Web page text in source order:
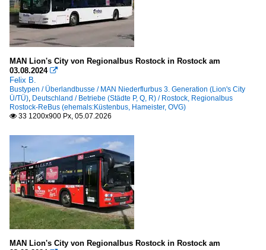
MAN Lion's City von Regionalbus Rostock in Rostock am
03.08.2024 
Felix B.
Bustypen / Überlandbusse / MAN Niederflurbus 3. Generation (Lion's City
Ü/TÜ), Deutschland / Betriebe (Städte P, Q, R) / Rostock, Regionalbus
Rostock-ReBus (ehemals:Küstenbus, Hameister, OVG)
 33 1200x900 Px, 05.07.2026
MAN Lion's City von Regionalbus Rostock in Rostock am